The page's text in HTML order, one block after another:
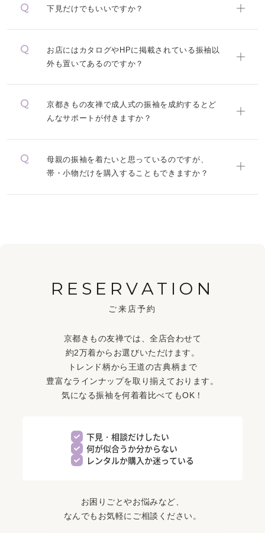
下見だけでもいいですか？
お店にはカタログやHPに掲載されている振袖以
外も置いてあるのですか？
京都きもの友禅で成人式の振袖を成約するとど
んなサポートが付きますか？
母親の振袖を着たいと思っているのですが、
帯・小物だけを購入することもできますか？
RESERVATION
ご来店予約
京都きもの友禅では、全店合わせて
約2万着からお選びいただけます。
トレンド柄から王道の古典柄まで
豊富なラインナップを取り揃えております。
気になる振袖を何着着比べてもOK！
下見・相談だけしたい
何が似合うか分からない
レンタルか購入か迷っている
お困りごとやお悩みなど、
なんでもお気軽にご相談ください。